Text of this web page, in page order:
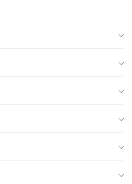
2.优化客户体验